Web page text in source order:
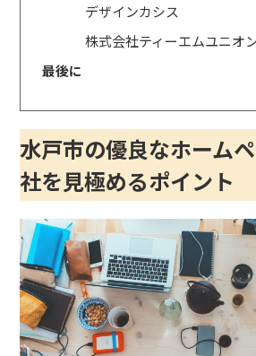
デザインカシス
株式会社ティーエムユニオ
最後に
水戸市の優良なホーム
社を見極めるポイント